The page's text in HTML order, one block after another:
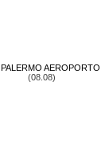
PALERMO AEROPORTO
(08.08)